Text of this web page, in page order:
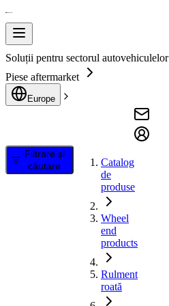
Soluții pentru sectorul autovehiculelor
Piese aftermarket
Europe
Filtrare și
căutare
Catalog
de
produse
Wheel
end
products
Rulment
roată